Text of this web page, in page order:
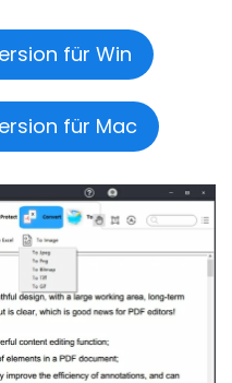
für Win
für Mac